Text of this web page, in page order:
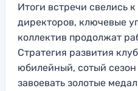
Итоги встречи свелись
директоров, ключевые
коллектив продолжат
Стратегия развития
юбилейный, сотый
завоевать золотые